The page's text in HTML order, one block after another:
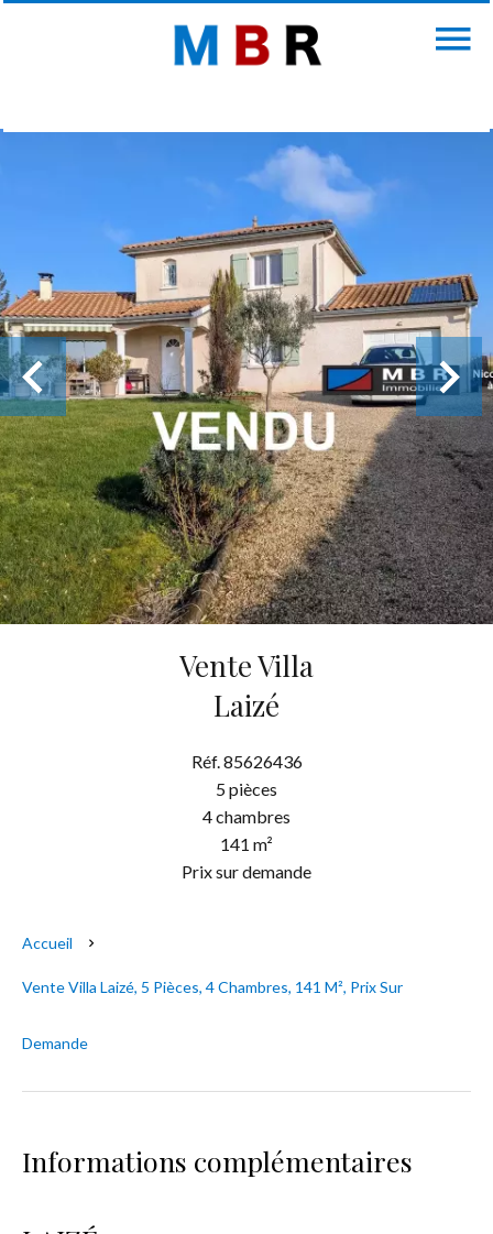
Vente Villa
Laizé
Réf. 85626436
5 pièces
4 chambres
141 m²
Prix sur demande
Accueil
Vente Villa Laizé, 5 Pièces, 4 Chambres, 141 M², Prix Sur
Demande
Informations complémentaires